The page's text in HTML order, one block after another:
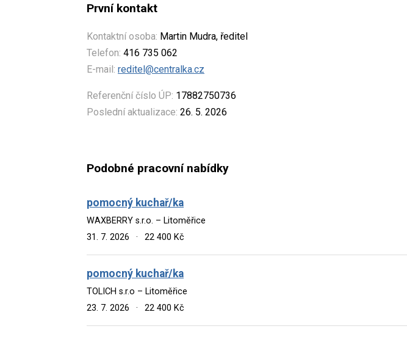
První kontakt
Kontaktní osoba: Martin Mudra, ředitel
Telefon: 416 735 062
E-mail: reditel@centralka.cz
Referenční číslo ÚP: 17882750736
Poslední aktualizace: 26. 5. 2026
Podobné pracovní nabídky
pomocný kuchař/ka
WAXBERRY s.r.o. – Litoměřice
31. 7. 2026
· 22 400 Kč
pomocný kuchař/ka
TOLICH s.r.o – Litoměřice
23. 7. 2026
· 22 400 Kč